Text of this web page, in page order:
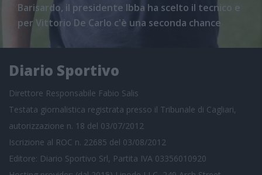
Barisardo, il presidente Ibba ha scelto il tecnico e
per Vittorio De Carlo c'è una seconda chance
Diario Sportivo
Direttore Responsabile Fabio Salis
Testata giornalistica registrata presso il Tribunale di Cagliari,
autorizzazione n. 18 del 03/07/2012
Iscrizione al ROC n. 22685 del 03/08/2012
Editore: Diario Sportivo Srl, Partita IVA 03356010920